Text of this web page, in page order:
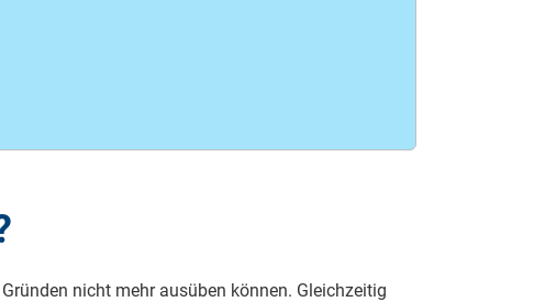
nicht mehr ausüben können. Gleichzeitig